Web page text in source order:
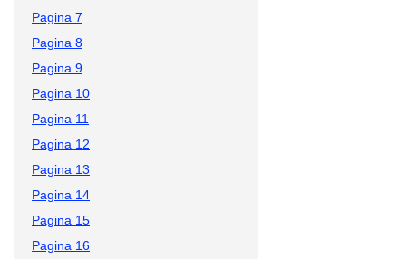
Pagina 7
Pagina 8
Pagina 9
Pagina 10
Pagina 11
Pagina 12
Pagina 13
Pagina 14
Pagina 15
Pagina 16